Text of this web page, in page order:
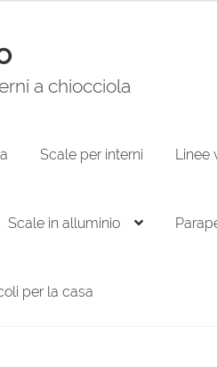
a chiocciola
Scale per interni Linee
Scale in alluminio
per la casa